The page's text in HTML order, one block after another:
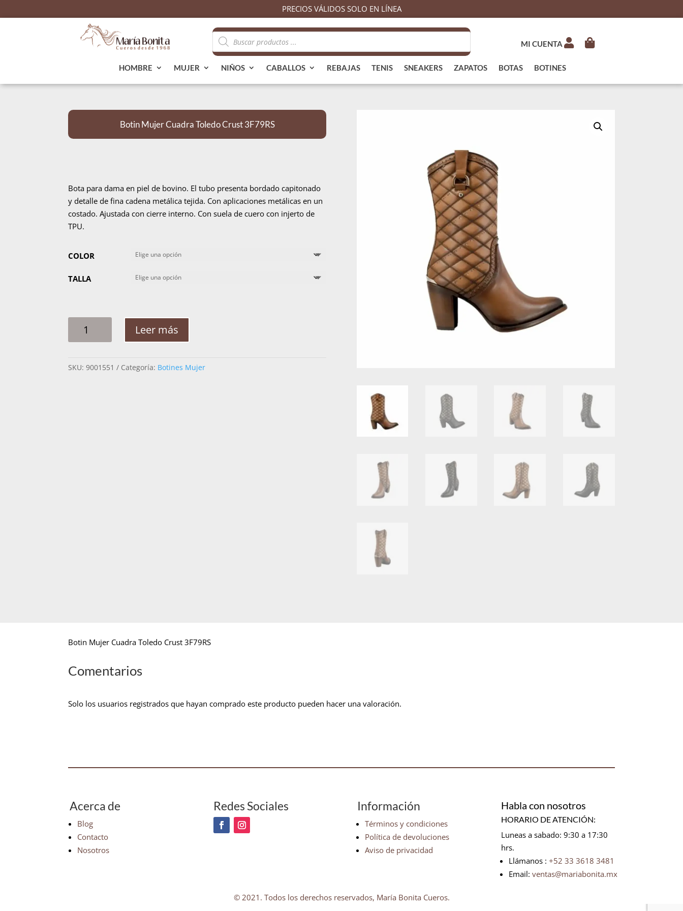
PRECIOS VÁLIDOS SOLO EN LÍNEA
Búsqueda
de
productos
MI CUENTA
HOMBRE MUJER NIÑOS CABALLOS REBAJAS TENIS SNEAKERS ZAPATOS BOTAS BOTINES
Botin Mujer Cuadra Toledo Crust 3F79RS
Bota para dama en piel de bovino. El tubo presenta bordado capitonado
y detalle de fina cadena metálica tejida. Con aplicaciones metálicas en un
costado. Ajustada con cierre interno. Con suela de cuero con injerto de
TPU.
COLOR
TALLA
MUJER
Leer más
SKU:9001551 Categoría: Botines Mujer
Botin Mujer Cuadra Toledo Crust 3F79RS
Comentarios
Solo los usuarios registrados que hayan comprado este producto pueden hacer una valoración.
Acerca de
Blog
Contacto
Nosotros
Redes Sociales Información
Términos y condiciones
Política de devoluciones
Aviso de privacidad
Habla con nosotros
HORARIO DE ATENCIÓN:
Luneas a sabado: 9:30 a 17:30
hrs.
Llámanos : +52 33 3618 3481
Email: ventas@mariabonita.mx
© 2021. Todos los derechos reservados, María Bonita Cueros.